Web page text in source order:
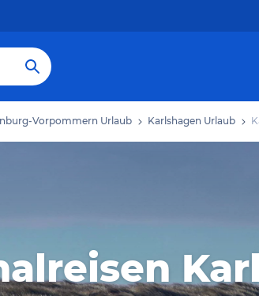
Vorpommern Urlaub Karlshagen Urlaub